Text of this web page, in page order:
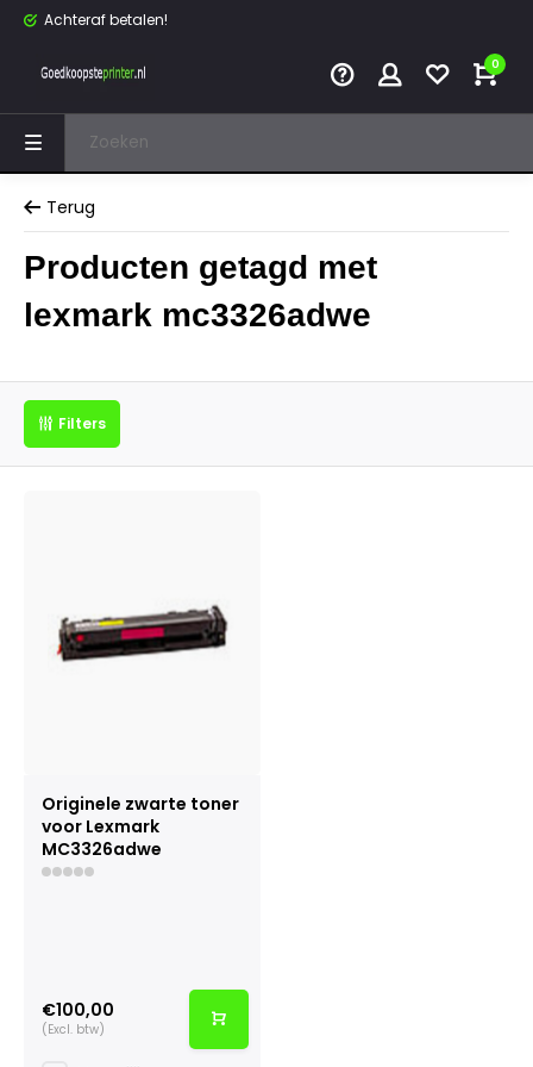
Achteraf betalen!
0
Terug
Producten getagd met
lexmark mc3326adwe
Filters
Originele zwarte toner
voor Lexmark
MC3326adwe
€100,00
(Excl. btw)